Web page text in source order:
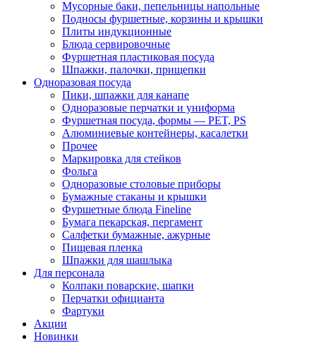
Мусорные баки, пепельницы напольные
Подносы фуршетные, корзины и крышки
Плиты индукционные
Блюда сервировочные
Фуршетная пластиковая посуда
Шпажки, палочки, прищепки
Одноразовая посуда
Пики, шпажки для канапе
Одноразовые перчатки и униформа
Фуршетная посуда, формы — PET, PS
Алюминиевые контейнеры, касалетки
Прочее
Маркировка для стейков
Фольга
Одноразовые столовые приборы
Бумажные стаканы и крышки
Фуршетные блюда Fineline
Бумага пекарская, пергамент
Салфетки бумажные, ажурные
Пищевая пленка
Шпажки для шашлыка
Для персонала
Колпаки поварские, шапки
Перчатки официанта
Фартуки
Акции
Новинки